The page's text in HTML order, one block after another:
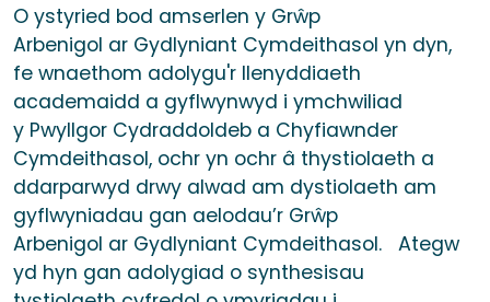
O ystyried bod amserlen y Grŵp
Arbenigol ar Gydlyniant Cymdeithasol yn dyn,
fe wnaethom adolygu'r llenyddiaeth
academaidd a gyflwynwyd i ymchwiliad
y Pwyllgor Cydraddoldeb a Chyfiawnder
Cymdeithasol, ochr yn ochr â thystiolaeth a
ddarparwyd drwy alwad am dystiolaeth am
gyflwyniadau gan aelodau’r Grŵp
Arbenigol ar Gydlyniant Cymdeithasol. Ategw
yd hyn gan adolygiad o synthesisau